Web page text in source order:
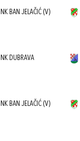
NK BAN JELAČIĆ (V)
NK DUBRAVA
NK BAN JELAČIĆ (V)